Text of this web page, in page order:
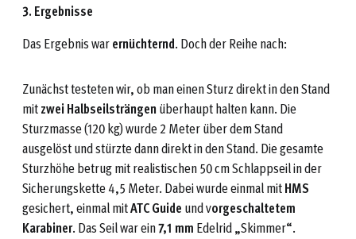
3. Ergebnisse
Das Ergebnis warernüchternd. Doch der Reihe nach:
Zunächst testeten wir, ob man einen Sturz direkt in den Stand
mitzwei Halbseilsträngen überhaupt halten kann. Die
Sturzmasse (120 kg) wurde 2 Meter über dem Stand
ausgelöst und stürzte dann direkt in den Stand. Die gesamte
Sturzhöhe betrug mit realistischen 50 cm Schlappseil in der
Sicherungskette 4,5 Meter. Dabei wurde einmal mitHMS
gesichert, einmal mitATC Guide und vorgeschaltetem
Karabiner. Das Seil war ein7,1 mm Edelrid „Skimmer“.